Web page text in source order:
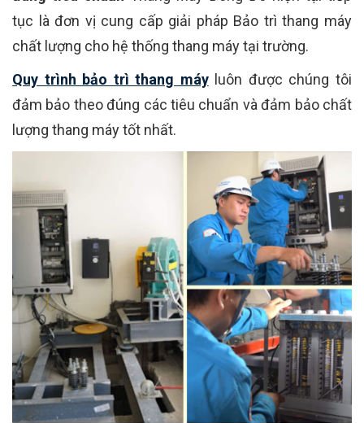
tục là đơn vị cung cấp giải pháp Bảo trì thang máy
chất lượng cho hệ thống thang máy tại trường.
Quy trình bảo trì thang máy luôn được chúng tôi
đảm bảo theo đúng các tiêu chuẩn và đảm bảo chất
lượng thang máy tốt nhất.